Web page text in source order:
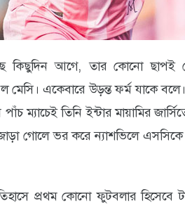
কিছুদিন আগে, তার কোনো ছাপই
মেসি। একেবারে উড়ন্ত ফর্ম যাকে
ম্যাচেই তিনি ইন্টার মায়ামির
গোলে ভর করে ন্যাশভিলে এসসিকে
প্রথম কোনো ফুটবলার হিসেবে